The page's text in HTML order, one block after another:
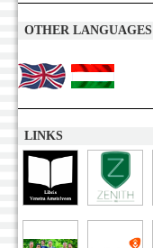
OTHER LANGUAGES
LINKS